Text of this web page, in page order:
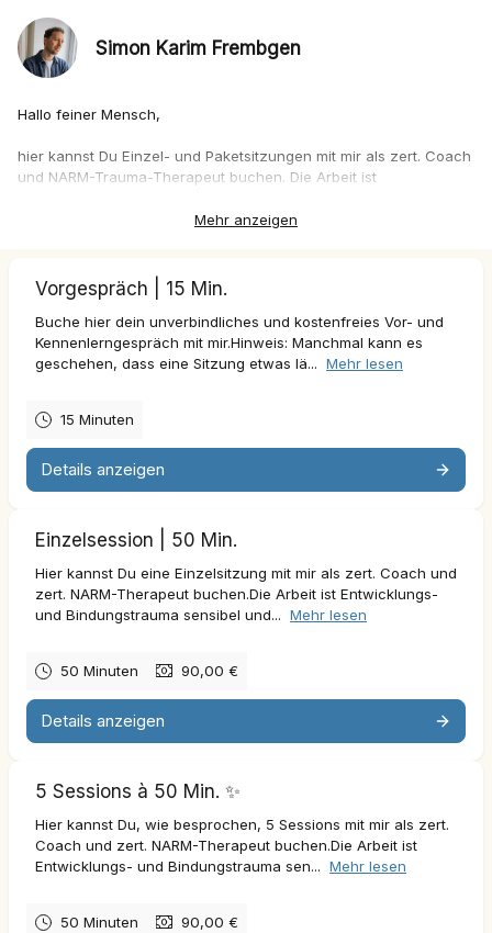
Simon Karim Frembgen
Hallo feiner Mensch,
hier kannst Du Einzel- und Paketsitzungen mit mir als zert. Coach
und NARM-Trauma-Therapeut buchen. Die Arbeit ist
Vorgespräch“.Das Vorgespräch dauert 15 Min. und ist kostenlos.
Dauer pro reguläre Sitzung: 50 Min.
Sliding-Scale Preis: 120€ – 90€ (je nach deinem Einkommen)
individuellen Preis anfragen.
Bezahlen kannst Du per Banküberweisung, Giropay, Klarna uvm.
… via Stripe.
Du kannst gebuchte Termine
absagen, andernfalls wird das volle Honorar fällig. Eine
Ausnahme ist, falls Du am selben Tag akut krank werden solltest.
Ich bitte um Verständnis.
Herzliche Grüße – Simon
🤍🗝️🌱
______________________________
Ich freue mich, wenn Du vorab hier den
Mehr zu mir und meiner Arbeit findest Du hier:
Website: simonkarim.de
NARM:narm-trauma-therapie.de
Mehr anzeigen
Vorgespräch | 15 Min.
Buche hier dein unverbindliches und kostenfreies Vor- und
Kennenlerngespräch mit mir.Hinweis: Manchmal kann es
geschehen, dass eine Sitzung etwas lä... Mehr lesen
15 Minuten
Details anzeigen
Einzelsession | 50 Min.
Hier kannst Du eine Einzelsitzung mit mir als zert. Coach und
zert. NARM-Therapeut buchen.Die Arbeit ist Entwicklungs-
und Bindungstrauma sensibel und... Mehr lesen
50 Minuten 90,00 €
Details anzeigen
5 Sessions à 50 Min. ✨
Hier kannst Du, wie besprochen, 5 Sessions mit mir als zert.
Coach und zert. NARM-Therapeut buchen.Die Arbeit ist
Entwicklungs- und Bindungstrauma sen... Mehr lesen
50 Minuten 90,00 €